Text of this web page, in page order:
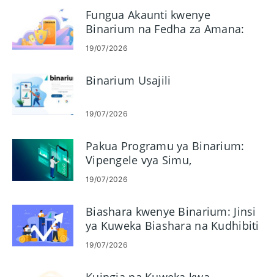
Fungua Akaunti kwenye
Binarium na Fedha za Amana:
Hatua na Mahitaji
19/07/2026
Binarium Usajili
19/07/2026
Pakua Programu ya Binarium:
Vipengele vya Simu,
Utangamano na Faida
19/07/2026
Biashara kwenye Binarium: Jinsi
ya Kuweka Biashara na Kudhibiti
Hatari
19/07/2026